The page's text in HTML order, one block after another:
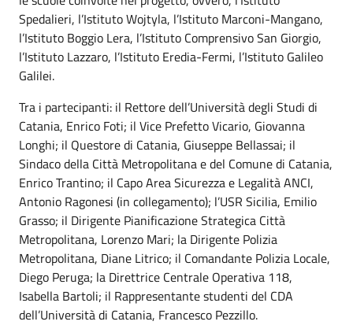
Spedalieri, l’Istituto Wojtyla, l’Istituto Marconi-Mangano,
l’Istituto Boggio Lera, l’Istituto Comprensivo San Giorgio,
l’Istituto Lazzaro, l’Istituto Eredia-Fermi, l’Istituto Galileo
Galilei.
Tra i partecipanti: il Rettore dell’Università degli Studi di
Catania, Enrico Foti; il Vice Prefetto Vicario, Giovanna
Longhi; il Questore di Catania, Giuseppe Bellassai; il
Sindaco della Città Metropolitana e del Comune di Catania,
Enrico Trantino; il Capo Area Sicurezza e Legalità ANCI,
Antonio Ragonesi (in collegamento); l’USR Sicilia, Emilio
Grasso; il Dirigente Pianificazione Strategica Città
Metropolitana, Lorenzo Mari; la Dirigente Polizia
Metropolitana, Diane Litrico; il Comandante Polizia Locale,
Diego Peruga; la Direttrice Centrale Operativa 118,
Isabella Bartoli; il Rappresentante studenti del CDA
dell’Università di Catania, Francesco Pezzillo.